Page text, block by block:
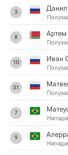
3 Данил
8
10 Иван
31
7
9